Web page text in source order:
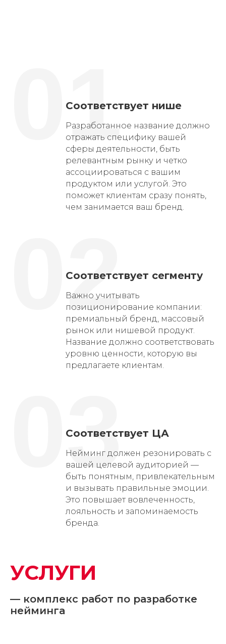
Соответствует нише
Разработанное название должно
отражать специфику вашей
сферы деятельности, быть
релевантным рынку и четко
ассоциироваться с вашим
продуктом или услугой. Это
поможет клиентам сразу понять,
чем занимается ваш бренд.
01
Соответствует сегменту
Важно учитывать
позиционирование компании:
премиальный бренд, массовый
рынок или нишевой продукт.
Название должно соответствовать
уровню ценности, которую вы
предлагаете клиентам.
02
Соответствует ЦА
Нейминг должен резонировать с
вашей целевой аудиторией —
быть понятным, привлекательным
и вызывать правильные эмоции.
Это повышает вовлеченность,
лояльность и запоминаемость
бренда.
03
УСЛУГИ
— комплекс работ по разработке
нейминга